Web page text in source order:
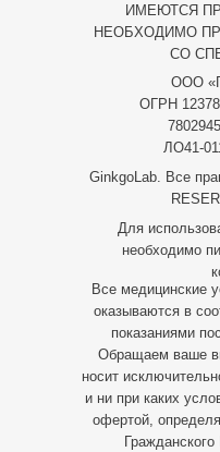
ИМЕЮТСЯ
НЕОБХОДИМО
СО
GinkgoLab. Все
Для
необходимо
Все медицинские
оказываются в
показаниями
Обращаем ваше
носит
и ни при каких
офертой,
ООО
ОГРН
ЛО41-